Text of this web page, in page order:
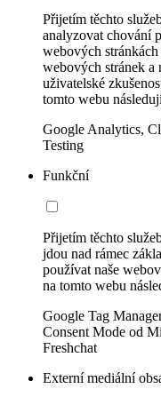
Přijetím těchto
analyzovat chování
webových
webových stránek a
uživatelské
tomto webu
Google Analytics,
Testing
Funkční
Přijetím těchto
jdou nad rámec
používat naše
na tomto webu
Google Tag
Consent Mode od
Freshchat
Externí mediální